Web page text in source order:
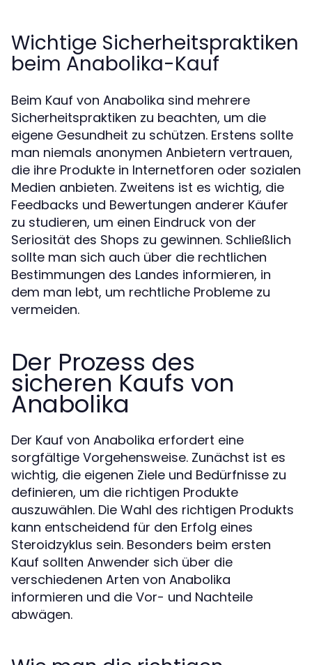
Wichtige Sicherheitspraktiken
beim Anabolika-Kauf
Beim Kauf von Anabolika sind mehrere
Sicherheitspraktiken zu beachten, um die
eigene Gesundheit zu schützen. Erstens sollte
man niemals anonymen Anbietern vertrauen,
die ihre Produkte in Internetforen oder sozialen
Medien anbieten. Zweitens ist es wichtig, die
Feedbacks und Bewertungen anderer Käufer
zu studieren, um einen Eindruck von der
Seriosität des Shops zu gewinnen. Schließlich
sollte man sich auch über die rechtlichen
Bestimmungen des Landes informieren, in
dem man lebt, um rechtliche Probleme zu
vermeiden.
Der Prozess des
sicheren Kaufs von
Anabolika
Der Kauf von Anabolika erfordert eine
sorgfältige Vorgehensweise. Zunächst ist es
wichtig, die eigenen Ziele und Bedürfnisse zu
definieren, um die richtigen Produkte
auszuwählen. Die Wahl des richtigen Produkts
kann entscheidend für den Erfolg eines
Steroidzyklus sein. Besonders beim ersten
Kauf sollten Anwender sich über die
verschiedenen Arten von Anabolika
informieren und die Vor- und Nachteile
abwägen.